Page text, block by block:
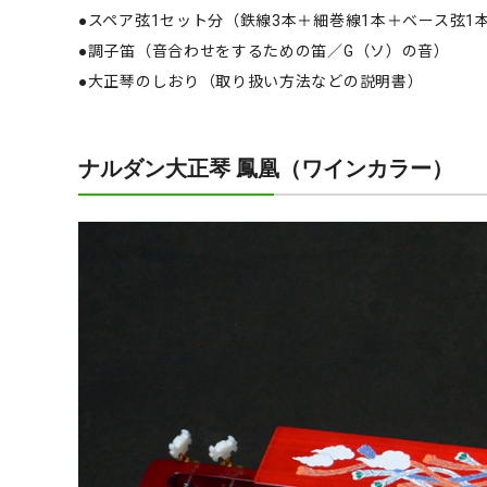
●スペア弦1セット分（鉄線3本＋細巻線1本＋ベース弦1
●調子笛（音合わせをするための笛／G（ソ）の音）
●大正琴のしおり（取り扱い方法などの説明書）
ナルダン大正琴 鳳凰（ワインカラー）